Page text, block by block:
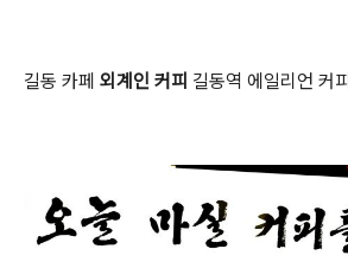
길동 카페 외계인 커피 길동역 에일리언 커피